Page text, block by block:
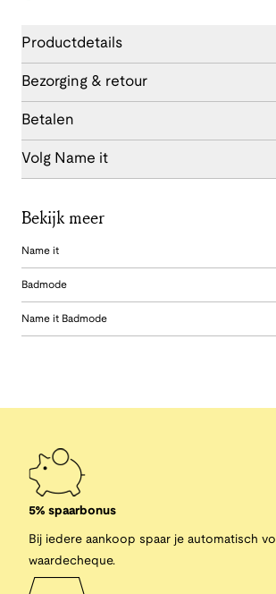
Productdetails
Bezorging & retour
Betalen
Volg Name it
Bekijk meer
Name it
Badmode
Name it Badmode
5% spaarbonus
Bij iedere aankoop spaar je automatisch
waardecheque.